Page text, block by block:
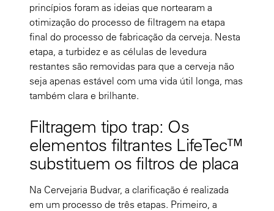
princípios foram as ideias que nortearam a
otimização do processo de filtragem na etapa
final do processo de fabricação da cerveja. Nesta
etapa, a turbidez e as células de levedura
restantes são removidas para que a cerveja não
seja apenas estável com uma vida útil longa, mas
também clara e brilhante.
Filtragem tipo trap: Os
elementos filtrantes LifeTec™
substituem os filtros de placa
Na Cervejaria Budvar, a clarificação é realizada
em um processo de três etapas. Primeiro, a